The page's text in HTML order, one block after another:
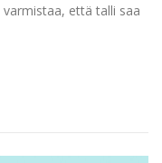
että talli saa